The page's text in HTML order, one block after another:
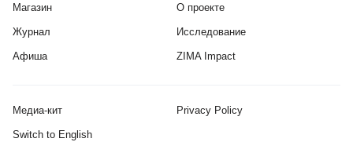
Магазин
Журнал
Афиша
О проекте
Исследование
ZIMA Impact
Медиа-кит Privacy Policy
Switch to English